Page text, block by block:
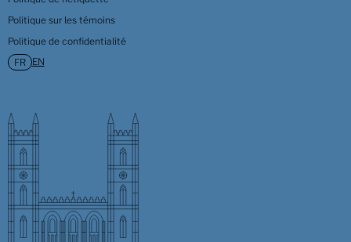
FR EN
Politique sur les témoins
Politique de confidentialité